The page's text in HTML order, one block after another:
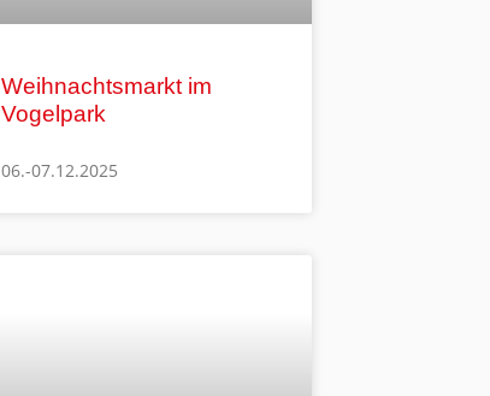
Weihnachtsmarkt im
Vogelpark
06.-07.12.2025